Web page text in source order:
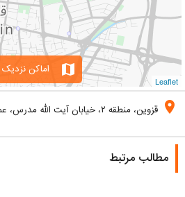
Leaflet
map اماکن نزدیک
location_on قزوین، منطقه ۲، خیابان آیت الله مدرس، عمارت شهرداری قزوین
مطالب مرتبط